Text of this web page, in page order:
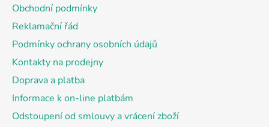
Obchodní podmínky
Reklamační řád
Podmínky ochrany osobních údajů
Kontakty na prodejny
Doprava a platba
Informace k on-line platbám
Odstoupení od smlouvy a vrácení zboží